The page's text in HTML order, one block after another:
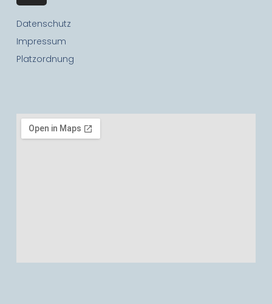
Datenschutz
Impressum
Platzordnung